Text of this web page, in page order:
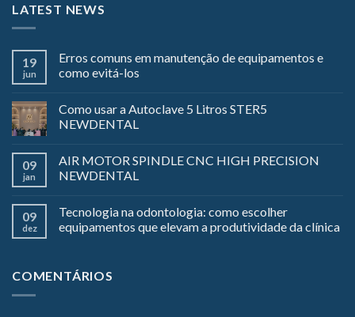
LATEST NEWS
19
jun
Erros comuns em manutenção de equipamentos e
como evitá-los
Como usar a Autoclave 5 Litros STER5
NEWDENTAL
09
jan
AIR MOTOR SPINDLE CNC HIGH PRECISION
NEWDENTAL
09
dez
Tecnologia na odontologia: como escolher
equipamentos que elevam a produtividade da clínica
COMENTÁRIOS